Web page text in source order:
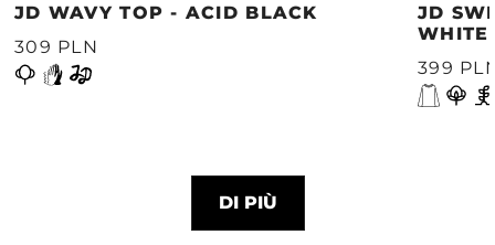
JD WAVY TOP - ACID BLACK
309 PLN
JD
WHITE
399
DI PIÙ